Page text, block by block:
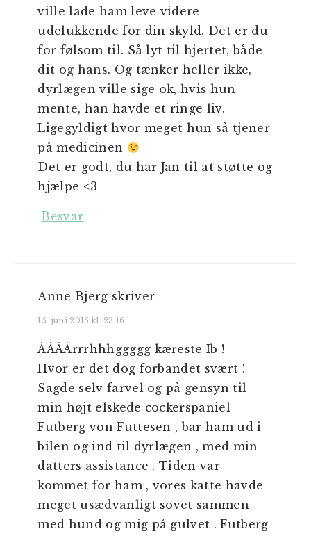
ville lade ham leve videre
udelukkende for din skyld. Det er du
for følsom til. Så lyt til hjertet, både
dit og hans. Og tænker heller ikke,
dyrlægen ville sige ok, hvis hun
mente, han havde et ringe liv.
Ligegyldigt hvor meget hun så tjener
på medicinen
Det er godt, du har Jan til at støtte og
hjælpe <3
Besvar
Anne Bjerg skriver
15. juni 2015 kl. 23:16
ÅÅÅÅrrrhhhggggg kæreste Ib !
Hvor er det dog forbandet svært !
Sagde selv farvel og på gensyn til
min højt elskede cockerspaniel
Futberg von Futtesen , bar ham ud i
bilen og ind til dyrlægen , med min
datters assistance . Tiden var
kommet for ham , vores katte havde
meget usædvanligt sovet sammen
med hund og mig på gulvet . Futberg